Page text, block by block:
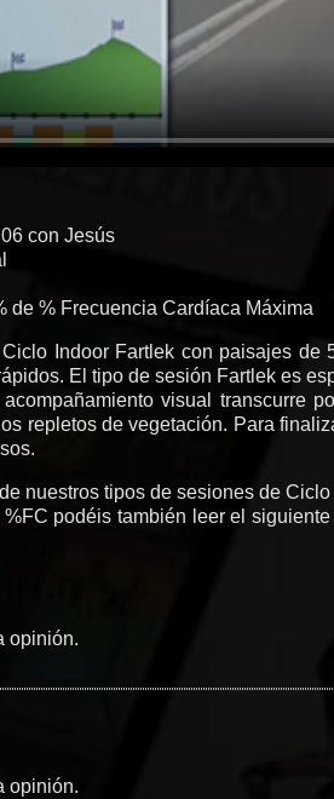
con Jesús
de % Frecuencia Cardíaca Máxima
Indoor Fartlek con paisajes
El tipo de sesión Fartlek es
visual transcurre
repletos de vegetación. Para
nuestros tipos de sesiones de
podéis también leer el
opinión.
opinión.